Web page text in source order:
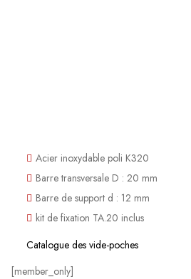
Acier inoxydable poli K320
Barre transversale D : 20 mm
Barre de support d : 12 mm
kit de fixation TA.20 inclus
Catalogue des vide-poches
[member_only]